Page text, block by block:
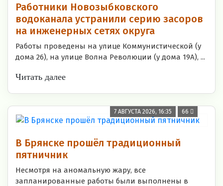
Работники Новозыбковского
водоканала устранили серию засоров
на инженерных сетях округа
Работы проведены на улице Коммунистической (у
дома 26), на улице Волна Революции (у дома 19А), ...
Читать далее
7 АВГУСТА 2026, 16:35 66
В Брянске прошёл традиционный
пятничник
Несмотря на аномальную жару, все
запланированные работы были выполнены в